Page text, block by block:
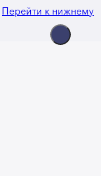
Перейти к нижнему